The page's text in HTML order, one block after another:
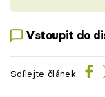
Vstoupit do
Sdílejte článek